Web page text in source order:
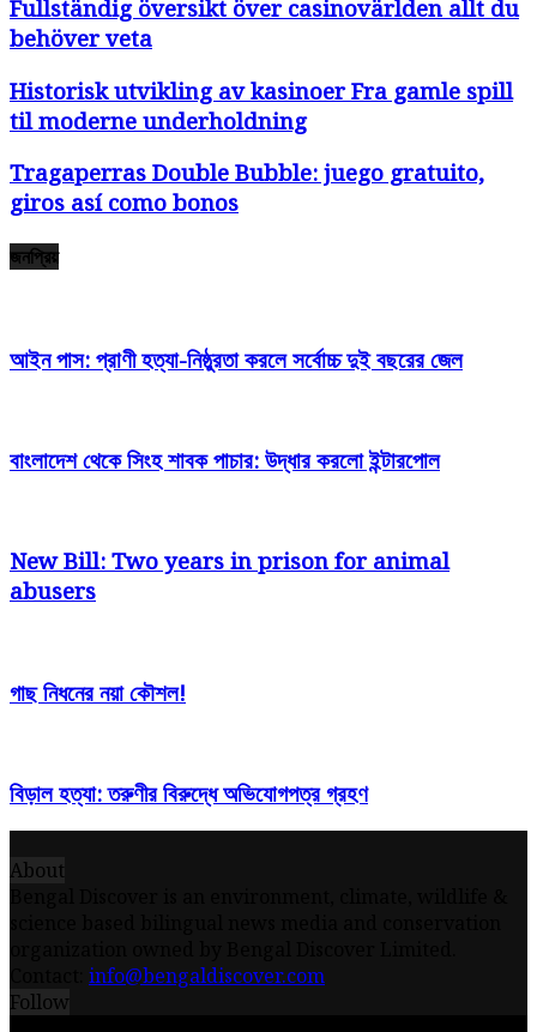
Fullständig översikt över casinovärlden allt du
behöver veta
Historisk utvikling av kasinoer Fra gamle spill
til moderne underholdning
Tragaperras Double Bubble: juego gratuito,
giros así­ como bonos
জনপ্রিয়
আইন পাস: প্রাণী হত্যা-নিষ্ঠুরতা করলে সর্বোচ্চ দুই বছরের জেল
বাংলাদেশ থেকে সিংহ শাবক পাচার: উদ্ধার করলো ইন্টারপোল
New Bill: Two years in prison for animal
abusers
গাছ নিধনের নয়া কৌশল!
বিড়াল হত্যা: তরুণীর বিরুদ্ধে অভিযোগপত্র গ্রহণ
About
info@bengaldiscover.com
Follow